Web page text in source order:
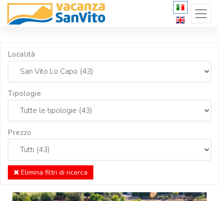
Località
Tipologie
Prezzo
Elimina filtri di ricerca